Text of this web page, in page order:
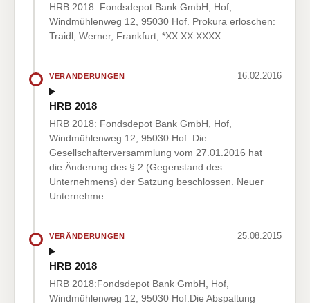
HRB 2018: Fondsdepot Bank GmbH, Hof,
Windmühlenweg 12, 95030 Hof. Prokura erloschen:
Traidl, Werner, Frankfurt, *XX.XX.XXXX.
VERÄNDERUNGEN 16.02.2016
HRB 2018
HRB 2018: Fondsdepot Bank GmbH, Hof,
Windmühlenweg 12, 95030 Hof. Die
Gesellschafterversammlung vom 27.01.2016 hat
die Änderung des § 2 (Gegenstand des
Unternehmens) der Satzung beschlossen. Neuer
Unternehme…
VERÄNDERUNGEN 25.08.2015
HRB 2018
HRB 2018:Fondsdepot Bank GmbH, Hof,
Windmühlenweg 12, 95030 Hof.Die Abspaltung